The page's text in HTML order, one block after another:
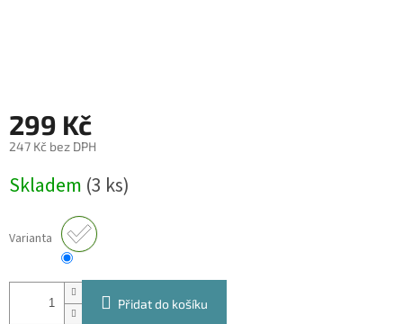
299 Kč
247 Kč bez DPH
cena:
Skladem (3 ks)
Varianta
Přidat do košíku